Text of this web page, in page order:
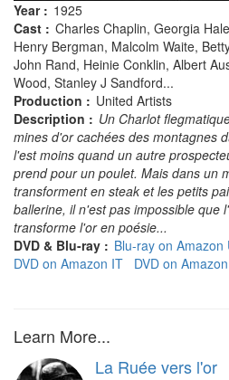
Year : 1925
Cast : Charles Chaplin, Georgia
Henry Bergman, Malcolm Waite,
John Rand, Heinie Conklin, Albert
Wood, Stanley J Sandford...
Production : United Artists
Description : Un Charlot
mines d'or cachées des montagnes
l'est moins quand un autre
prend pour un poulet. Mais dans un
transforment en steak et les petits
ballerine, il n'est pas impossible que
transforme l'or en poésie...
DVD & Blu-ray : Blu-ray on Amazon
DVD on Amazon IT
DVD on
Learn More...
La Ruée vers l'or